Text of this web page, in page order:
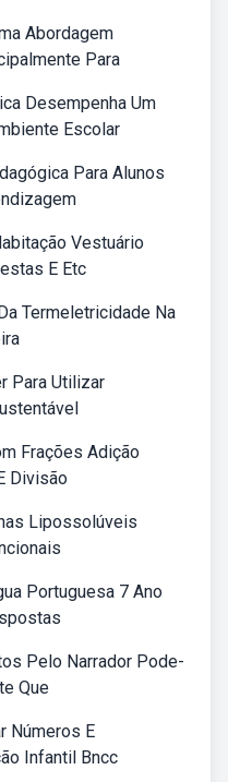
Abordagem
Para
Desempenha Um
Escolar
Para Alunos
Vestuário
E Etc
Termeletricidade Na
Para Utilizar
Frações Adição
Divisão
Lipossolúveis
Portuguesa 7 Ano
Pelo Narrador Pode-
Que
Números E
Infantil Bncc